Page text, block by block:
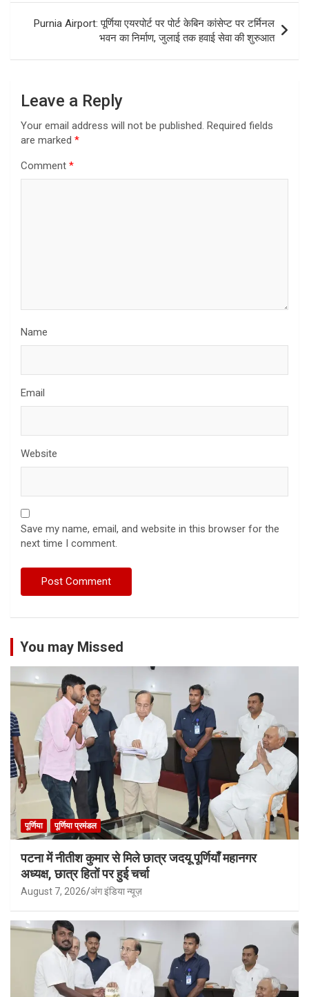
Purnia Airport: पूर्णिया एयरपोर्ट पर पोर्ट केबिन कांसेप्ट पर टर्मिनल
भवन का निर्माण, जुलाई तक हवाई सेवा की शुरुआत
Leave a Reply
Your email address will not be published. Required fields
are marked *
Comment *
Name
Email
Website
Save my name, email, and website in this browser for the
next time I comment.
You may Missed
पूर्णिया पूर्णिया प्रमंडल
पटना में नीतीश कुमार से मिले छात्र जदयू पूर्णियाँ महानगर
अध्यक्ष, छात्र हितों पर हुई चर्चा
August 7, 2026 अंग इंडिया न्यूज़